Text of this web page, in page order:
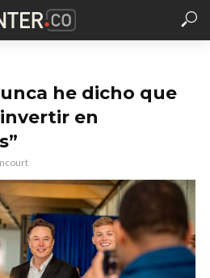
he dicho que
en